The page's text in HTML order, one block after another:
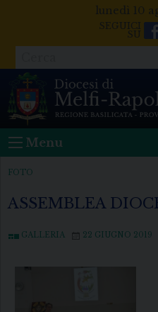
lunedì 10
Menu
FOTO
ASSEMBLEA
GALLERIA 22 GIUGNO 2019